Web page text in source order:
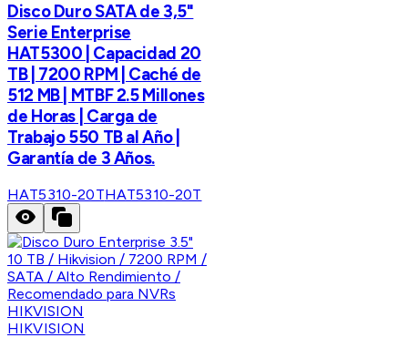
Disco Duro SATA de 3,5"
Serie Enterprise
HAT5300 | Capacidad 20
TB | 7200 RPM | Caché de
512 MB | MTBF 2.5 Millones
de Horas | Carga de
Trabajo 550 TB al Año |
Garantía de 3 Años.
HAT5310-20THAT5310-20T
HIKVISION